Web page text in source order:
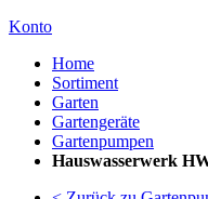
Konto
Home
Sortiment
Garten
Gartengeräte
Gartenpumpen
Hauswasserwerk